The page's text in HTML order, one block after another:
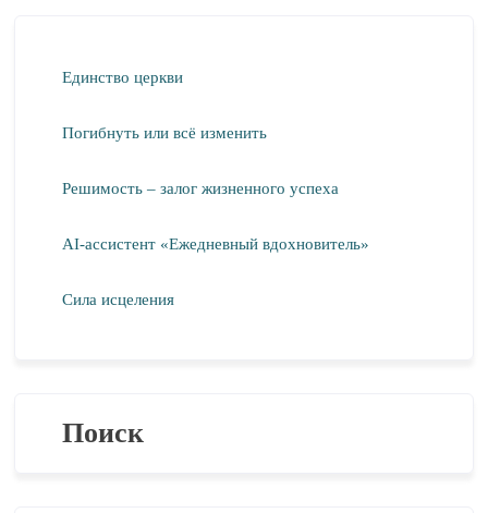
Единство церкви
Погибнуть или всё изменить
Решимость – залог жизненного успеха
AI-ассистент «Ежедневный вдохновитель»
Сила исцеления
Поиск